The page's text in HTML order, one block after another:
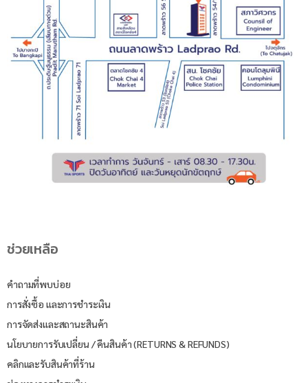
ช่วยเหลือ
คำถามที่พบบ่อย
การสั่งซื้อ และการชำระเงิน
การจัดส่งและสถานะสินค้า
นโยบายการรับเปลี่ยน / คืนสินค้า (RETURNS & REFUNDS)
คลิกและรับสินค้าที่ร้าน